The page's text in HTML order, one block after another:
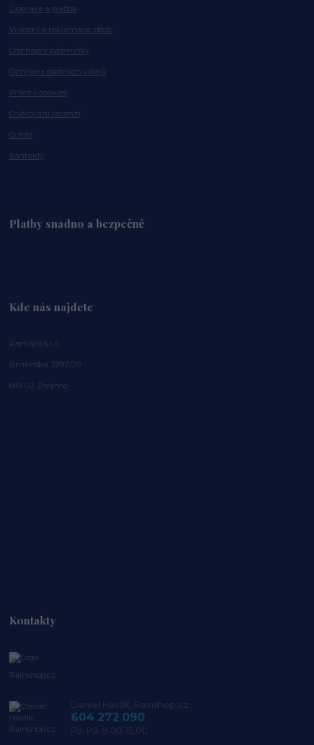
Doprava a platba
Vrácení a reklamace zboží
Obchodní podmínky
Ochrana osobních údajů
Práce s cookies
Ověřování recenzí
O nás
Kontakty
Platby snadno a bezpečně
Kde nás najdete
Ramaco s.r.o.
Brněnská 3797/29
669 02 Znojmo
Kontakty
Rainshop.cz
Daniel Havlík, Rainshop.cz
604 272 090
Po-Pá: 9.00-15.00